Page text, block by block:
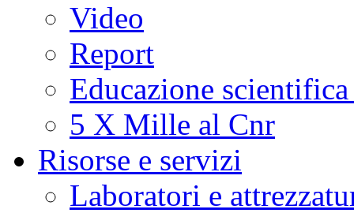
Video
Report
Educazione
5 X Mille al Cnr
Risorse e servizi
Laboratori e